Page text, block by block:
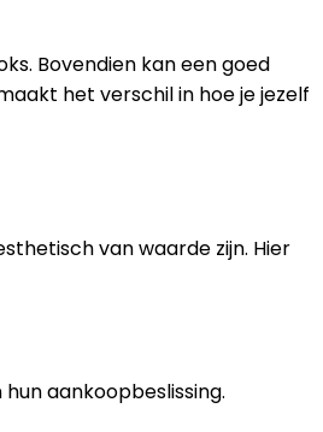
Bovendien kan een goed
het verschil in hoe je jezelf
van waarde zijn. Hier
aankoopbeslissing.